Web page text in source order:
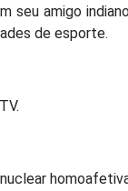
amigo
de esporte.